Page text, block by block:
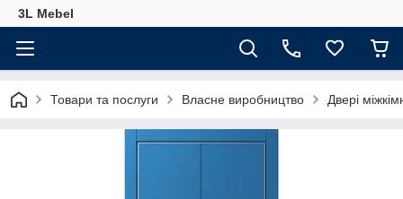
3L Mebel
Товари та послуги Власне виробництво Двері